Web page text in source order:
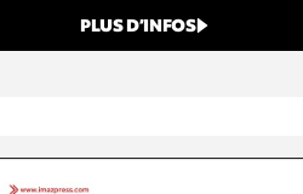
PLUS D’INFOS